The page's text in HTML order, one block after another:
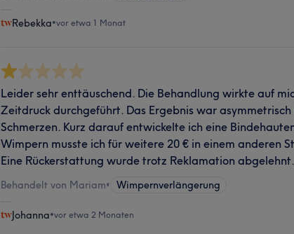
Rebekka•vor etwa 1 Monat
Leider sehr enttäuschend. Die Behandlung wirkte auf
Zeitdruck durchgeführt. Das Ergebnis war
Schmerzen. Kurz darauf entwickelte ich eine
Wimpern musste ich für weitere 20 € in einem anderen
Eine Rückerstattung wurde trotz Reklamation abgelehnt.
Behandelt von Mariam• Wimpernverlängerung
Johanna•vor etwa 2 Monaten